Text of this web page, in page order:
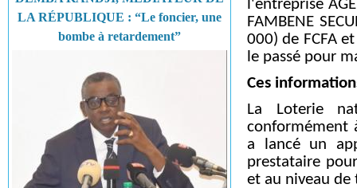
LA RÉPUBLIQUE : “Le foncier, une
bombe à retardement”
l'entreprise
FAMBENE
000) de FCFA
le passé pour
Ces
La Loterie
conformément
a lancé un
prestataire
et au niveau de